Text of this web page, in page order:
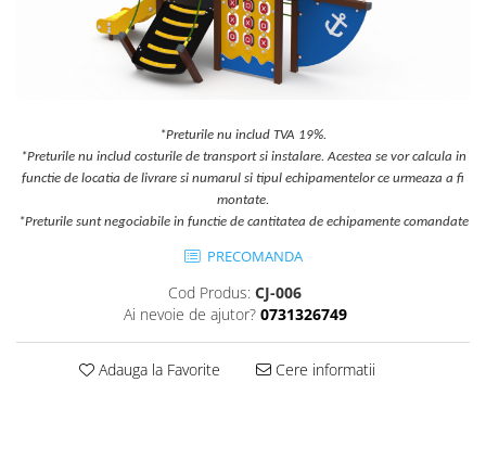
Jocuri cu nisip
Echipamente de catarat
Trasee echilibristica
Echipamente persoane cu
dizabilitati
Echipament muzical
Animale din cauciuc
Tenis si Volei
*Preturile nu includ TVA 19%.
*Preturile nu includ costurile de transport si instalare. Acestea se vor calcula in
functie de locatia de livrare si numarul si tipul echipamentelor ce urmeaza a fi
montate.
*Preturile sunt negociabile in functie de cantitatea de echipamente comandate
PRECOMANDA
Cod Produs: CJ-006
Ai nevoie de ajutor? 0731326749
Adauga la Favorite Cere informatii